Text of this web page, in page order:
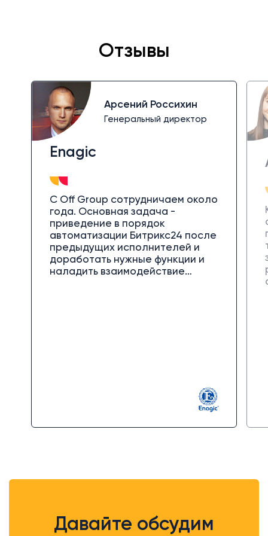
Отзывы
Арсений Россихин
Генеральный директор
Enagic
С Off Group сотрудничаем около
года. Основная задача -
приведение в порядок
автоматизации Битрикс24 после
предыдущих исполнителей и
доработать нужные функции и
наладить взаимодействие
Сотрудничество пока показывает
В работе Off Group есть гибкость
Давайте обсудим